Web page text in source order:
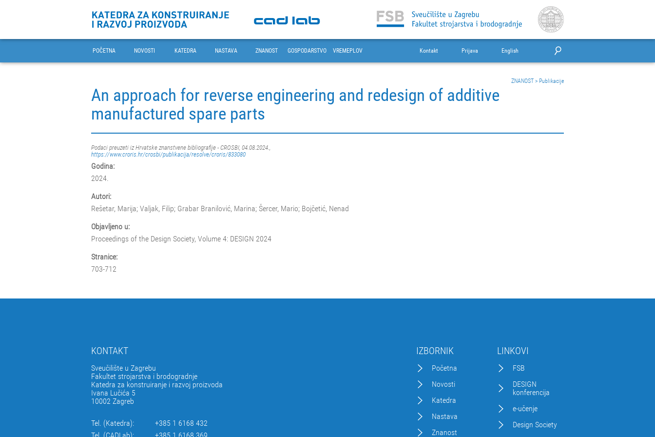
POČETNA NOVOSTI KATEDRA NASTAVA ZNANOST GOSPODARSTVO VREMEPLOV Kontakt Prijava English
ZNANOST > Publikacije
An approach for reverse engineering and redesign of additive
manufactured spare parts
Podaci preuzeti iz Hrvatske znanstvene bibliografije - CROSBI, 04.08.2024.,
https://www.croris.hr/crosbi/publikacija/resolve/croris/833080
Godina:
2024.
Autori:
Rešetar, Marija; Valjak, Filip; Grabar Branilović, Marina; Šercer, Mario; Bojčetić, Nenad
Objavljeno u:
Proceedings of the Design Society, Volume 4: DESIGN 2024
Stranice:
703-712
KONTAKT
Sveučilište u Zagrebu
Fakultet strojarstva i brodogradnje
Katedra za konstruiranje i razvoj proizvoda
Ivana Lučića 5
10002 Zagreb
Tel. (Katedra):
+385 1 6168 432
IZBORNIK
Početna
Novosti
Katedra
Nastava
Znanost
LINKOVI
FSB
DESIGN
konferencija
e-učenje
Design Society